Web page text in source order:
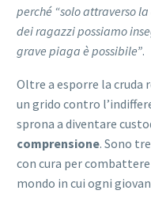
perché “solo attraverso
dei ragazzi possiamo
grave piaga è possibile”.
Oltre a esporre la cruda
un grido contro
sprona a diventare
comprensione. Sono
con cura per
mondo in cui ogni